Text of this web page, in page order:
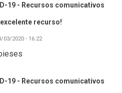
19 - Recursos comunicativos
excelente recurso!
03/2020 - 16:22
19 - Recursos comunicativos